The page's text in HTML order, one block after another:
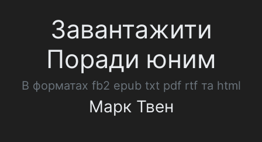
Завантажити
Поради юним
В форматах fb2 epub txt pdf rtf та html
Марк Твен